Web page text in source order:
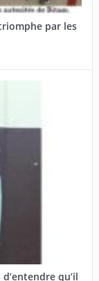
par les
qu’il